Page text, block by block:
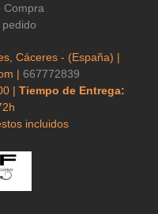
Compra
Cáceres - (España) |
| 667772839
| Tiempo de Entrega:
incluidos